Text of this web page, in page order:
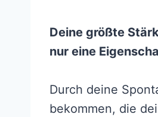
Deine größte
nur eine
Durch deine
bekommen, die